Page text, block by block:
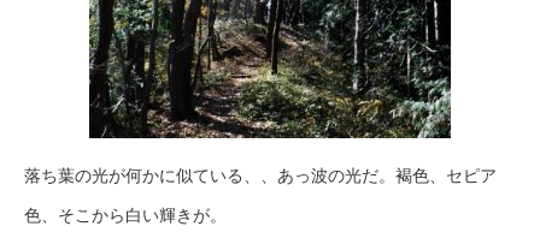
落ち葉の光が何かに似ている、、あっ波の光だ。褐色、セピア
色、そこから白い輝きが。